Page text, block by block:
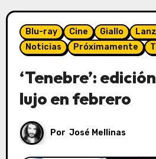
Blu-ray Cine Giallo
Noticias
Próximamente
‘Tenebre’:
lujo en febrero
Por José Mellinas